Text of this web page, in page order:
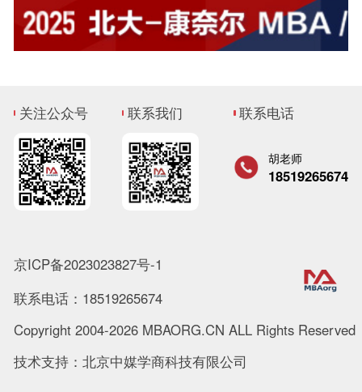
关注公众号 联系我们 联系电话
胡老师
18519265674
京ICP备2023023827号-1
联系电话：18519265674
Copyright 2004-2026 MBAORG.CN ALL Rights Reserved
技术支持：北京中媒学商科技有限公司